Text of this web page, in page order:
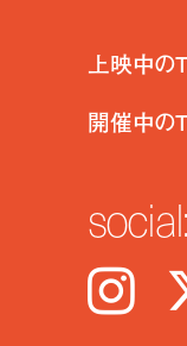
上映中の
開催中の
social:
Instagram